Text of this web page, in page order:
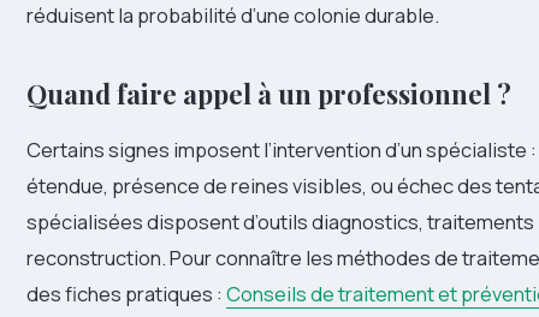
réduisent la probabilité d’une colonie durable.
Quand faire appel à un professionnel ?
Certains signes imposent l’intervention d’un
étendue, présence de reines visibles, ou échec des
spécialisées disposent d’outils diagnostics,
reconstruction. Pour connaître les méthodes de
des fiches pratiques : Conseils de traitement et